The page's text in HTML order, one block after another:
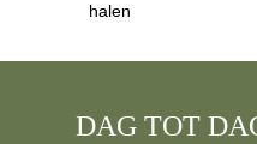
halen
DAG TOT